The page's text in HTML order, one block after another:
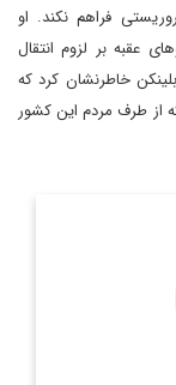
فراهم نکند. او
عقبه بر لزوم انتقال
خاطرنشان کرد که
از طرف مردم این کشور
سیاسی و عضو